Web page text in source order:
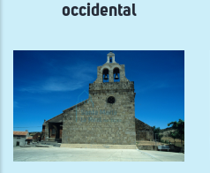
occidental